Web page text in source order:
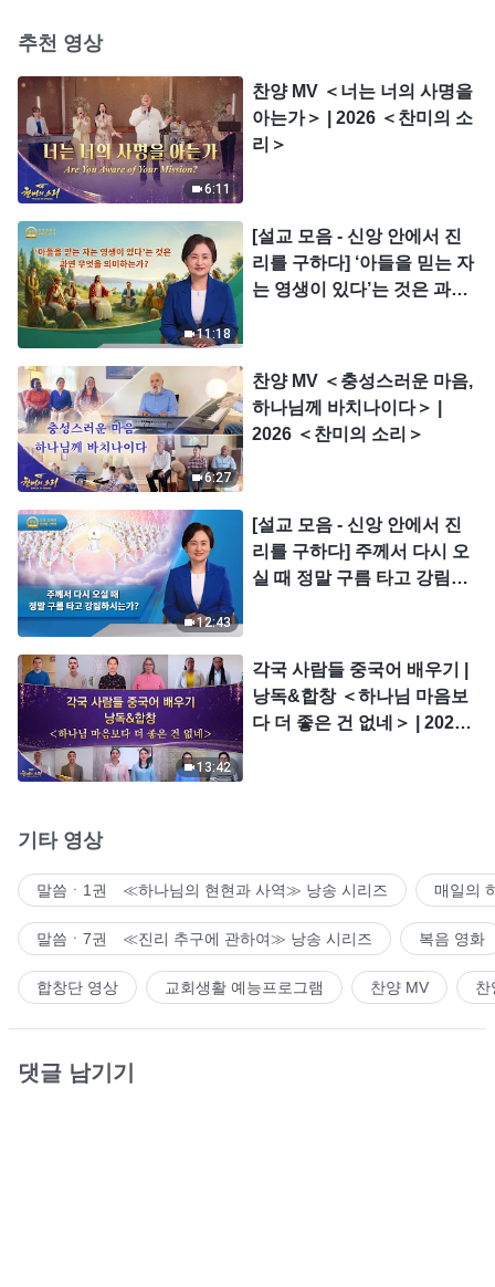
추천 영상
6:11
찬양 MV ＜너는 너의 사명을
아는가＞ | 2026 ＜찬미의 소
리＞
11:18
[설교 모음 - 신앙 안에서 진
리를 구하다] ‘아들을 믿는 자
는 영생이 있다’는 것은 과연
6:27
찬양 MV ＜충성스러운 마음,
하나님께 바치나이다＞ |
2026 ＜찬미의 소리＞
12:43
[설교 모음 - 신앙 안에서 진
리를 구하다] 주께서 다시 오
실 때 정말 구름 타고 강림하
13:42
각국 사람들 중국어 배우기 |
낭독&합창 ＜하나님 마음보
다 더 좋은 건 없네＞ | 2026
기타 영상
말씀ㆍ1권 ≪하나님의 현현과 사역≫ 낭송 시리즈 매일의
말씀ㆍ7권 ≪진리 추구에 관하여≫ 낭송 시리즈 복음 영화
합창단 영상 교회생활 예능프로그램 찬양 MV 찬
댓글 남기기